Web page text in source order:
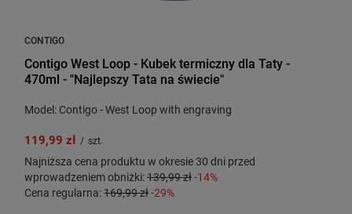
CONTIGO
Contigo West Loop - Kubek termiczny dla Taty -
470ml - "Najlepszy Tata na świecie"
Model: Contigo - West Loop with engraving
119,99 zł / szt.
Najniższa cena produktu w okresie 30 dni przed
wprowadzeniem obniżki:139,99 zł-14%
Cena regularna:169,99 zł-29%